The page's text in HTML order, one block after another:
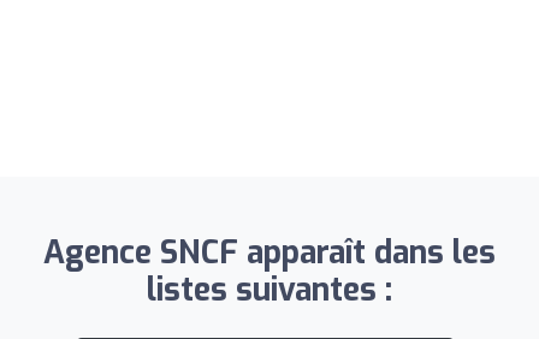
Agence SNCF apparaît dans les
listes suivantes :